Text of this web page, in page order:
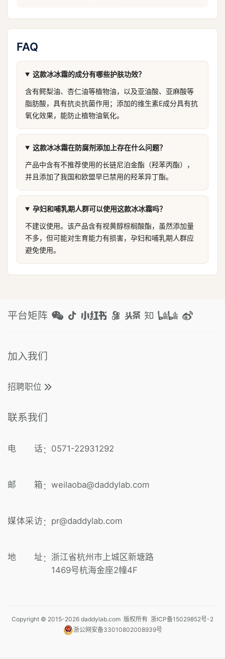
FAQ
这款冰冰霜的成分有哪些护肤功效？
含有鳄梨油、杏仁油等植物油，以及亚油酸、亚麻酸等
脂肪酸，具有抗炎抗菌作用；添加的维生素E成分具有抗
氧化效果，能防止植物油氧化。
这款冰冰霜在防腐剂添加上存在什么问题？
产品中含有不推荐使用的长链尼泊金酯（羟苯丙酯），
并且添加了我国和欧盟早已禁用的羟苯异丁酯。
孕妇和哺乳期人群可以使用这款冰冰霜吗？
不建议使用。该产品含有视黄醇棕榈酸酯，虽然添加量
不多，但可能对生育能力有损害，孕妇和哺乳期人群应
避免使用。
平台矩阵
加入我们
招聘职位
联系我们
电 话 ： 0571-22931292
邮 箱 ： weilaoba@daddylab.com
媒体采访 ： pr@daddylab.com
地 址 ： 浙江省杭州市上城区新塘路
1469号杭海金座2幢4F
Copyright © 2015-2026 daddylab.com 版权所有 浙ICP备15029852号-2
浙公网安备33010802008939号